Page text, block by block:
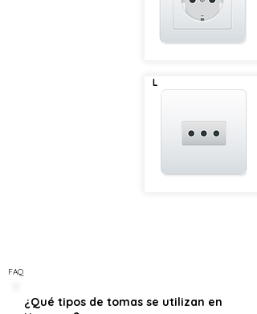
L
FAQ
¿Qué tipos de tomas se utilizan en